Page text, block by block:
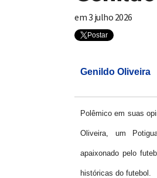
em3 julho 2026
Postar
Genildo Oliveira
Polêmico em suas
Oliveira, um
apaixonado pelo
históricas do futebol.